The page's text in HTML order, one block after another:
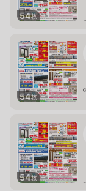
54枚
54枚
54枚